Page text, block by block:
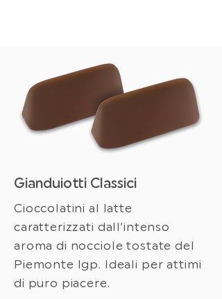
Gianduiotti Classici
Cioccolatini al latte
caratterizzati dall’intenso
aroma di nocciole tostate del
Piemonte Igp. Ideali per attimi
di puro piacere.